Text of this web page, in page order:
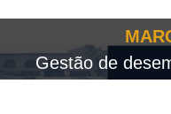
Gestão de